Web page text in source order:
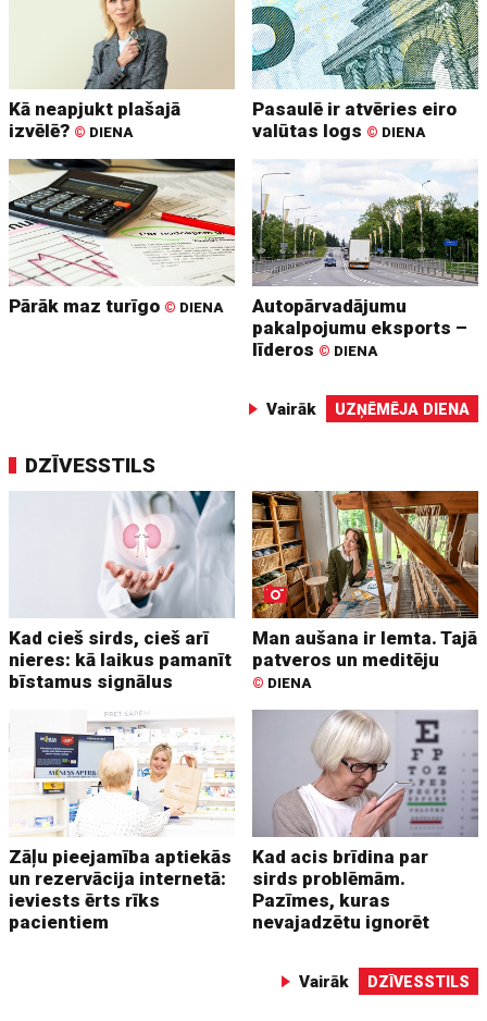
Kā neapjukt plašajā
izvēlē? © DIENA
Pasaulē ir atvēries eiro
valūtas logs © DIENA
Pārāk maz turīgo © DIENA
Autopārvadājumu
pakalpojumu eksports –
līderos © DIENA
Vairāk UZŅĒMĒJA DIENA
DZĪVESSTILS
Kad cieš sirds, cieš arī
nieres: kā laikus pamanīt
bīstamus signālus
Man aušana ir lemta. Tajā
patveros un meditēju
© DIENA
Zāļu pieejamība aptiekās
un rezervācija internetā:
ieviests ērts rīks
pacientiem
Kad acis brīdina par
sirds problēmām.
Pazīmes, kuras
nevajadzētu ignorēt
Vairāk DZĪVESSTILS